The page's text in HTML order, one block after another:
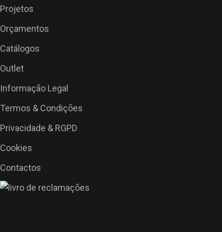
Projetos
Orçamentos
Catálogos
Outlet
Informação Legal
Termos & Condições
Privacidade & RGPD
Cookies
Contactos